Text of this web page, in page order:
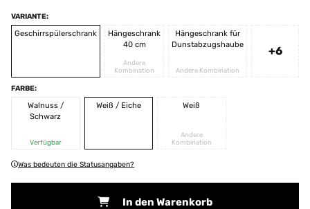
VARIANTE:
Geschirrspülerschrank
Hängeschrank
40 cm
Andere
Kombination
Hängeschrank für
Dunstabzugshaube
Andere Kombination
+6
FARBE:
Walnuss /
Schwarz
Verfügbar
Weiß / Eiche Weiß
Andere
Kombination
Was bedeuten die Statusangaben?
In den Warenkorb